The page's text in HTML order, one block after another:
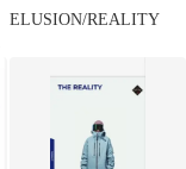
ELUSION/REALITY